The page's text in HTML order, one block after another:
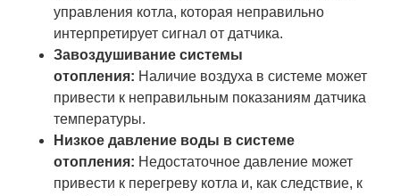
управления котла, которая неправильно
интерпретирует сигнал от датчика.
Завоздушивание системы
отопления: Наличие воздуха в системе может
привести к неправильным показаниям датчика
температуры.
Низкое давление воды в системе
отопления: Недостаточное давление может
привести к перегреву котла и, как следствие, к